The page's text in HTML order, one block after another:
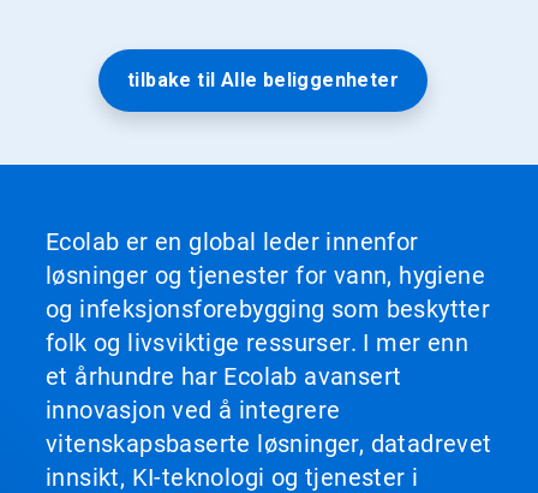
tilbake til Alle beliggenheter
Ecolab er en global leder innenfor
løsninger og tjenester for vann, hygiene
og infeksjonsforebygging som beskytter
folk og livsviktige ressurser. I mer enn
et århundre har Ecolab avansert
innovasjon ved å integrere
vitenskapsbaserte løsninger, datadrevet
innsikt, KI-teknologi og tjenester i